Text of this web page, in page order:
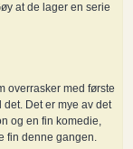
at de lager en serie
overrasker med første
Det er mye av det
og en fin komedie,
fin denne gangen.